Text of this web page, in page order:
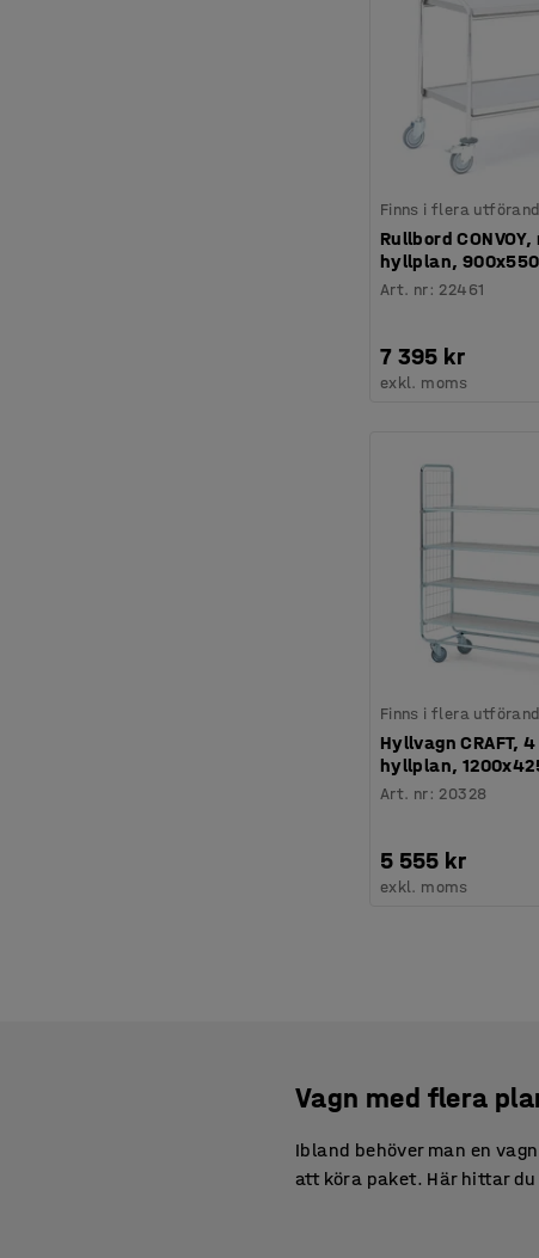
Finns i flera
Rullbord
hyllplan,
Art. nr: 22461
7 395 kr
exkl. moms
Finns i flera
Hyllvagn CRAFT,
hyllplan,
Art. nr: 20328
5 555 kr
exkl. moms
Vagn med flera
Ibland behöver man en
att köra paket. Här hittar